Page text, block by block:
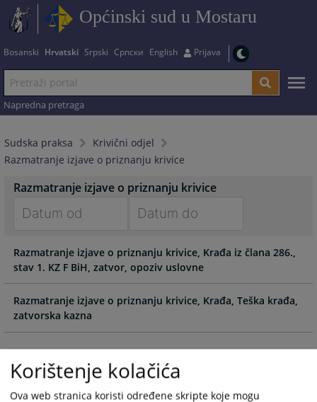
Općinski sud u Mostaru
Bosanski Hrvatski Srpski Српски English Prijava
Napredna pretraga
Sudska praksa
Krivični odjel
Razmatranje izjave o priznanju krivice
Razmatranje izjave o priznanju krivice
forward
to
interact
with
the
calendar
and
select
a
date.
forward
to
interact
with
calendar
and
select
a
date.
Razmatranje izjave o priznanju krivice, Krađa iz člana 286.,
stav 1. KZ F BiH, zatvor, opoziv uslovne
Razmatranje izjave o priznanju krivice, Krađa, Teška krađa,
zatvorska kazna
Korištenje kolačića
Ova web stranica koristi određene skripte koje mogu